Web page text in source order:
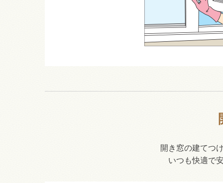
開き窓の建てつ
いつも快適で